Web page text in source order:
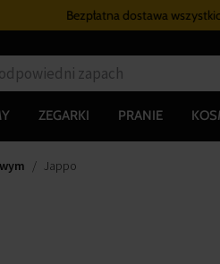
Bezpłatna dostawa wszystkich
ZEGARKI PRANIE
Jappo